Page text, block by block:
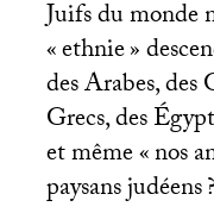
Juifs du monde
«ethnie»
des Arabes, des
Grecs, des
et même «nos
paysans judéens